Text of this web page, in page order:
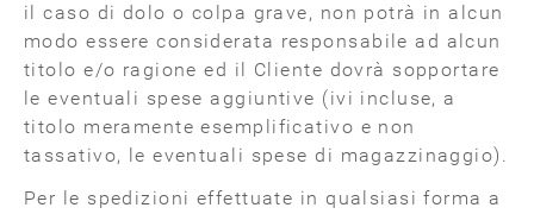
il caso di dolo o colpa grave, non potrà in alcun
modo essere considerata responsabile ad alcun
titolo e/o ragione ed il Cliente dovrà sopportare
le eventuali spese aggiuntive (ivi incluse, a
titolo meramente esemplificativo e non
tassativo, le eventuali spese di magazzinaggio).
Per le spedizioni effettuate in qualsiasi forma a